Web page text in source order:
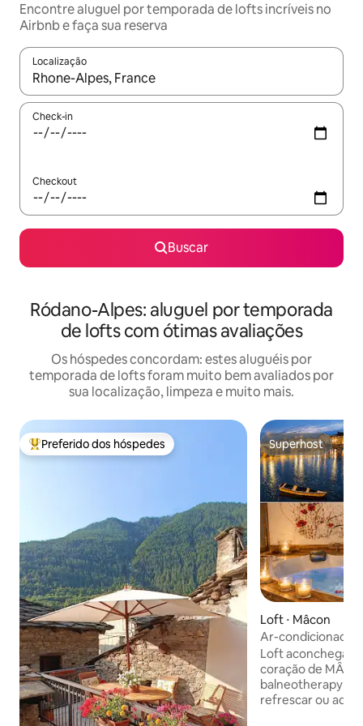
Encontre aluguel por temporada de lofts incríveis no
Airbnb e faça sua reserva
Localização
Quando os resultados estiverem disponíveis, explore-os
Check-in
Checkout
Buscar
Ródano-Alpes: aluguel por temporada
de lofts com ótimas avaliações
Os hóspedes concordam: estes aluguéis por
temporada de lofts foram muito bem avaliados por
sua localização, limpeza e muito mais.
Entre os melhores preferidos dos hóspedes
Preferido dos hóspedes Superhost
Superhost
Loft ⋅ Mâcon
Ar-condicionado/
vista/trem
Loft
coração de
balneotherapy 2 lugares
refrescar ou